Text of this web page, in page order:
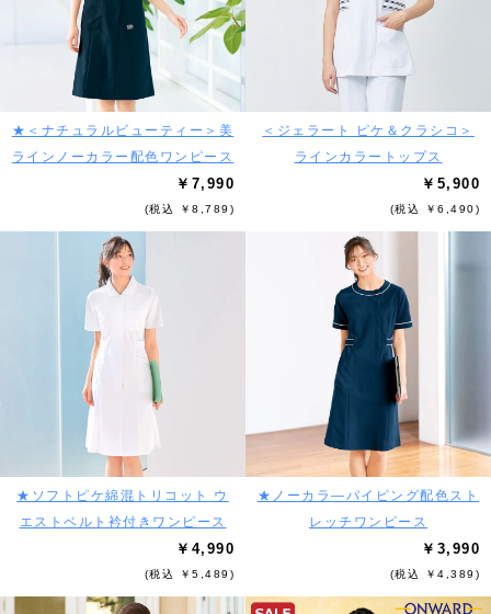
★＜ナチュラルビューティー＞美
ラインノーカラー配色ワンピース
￥7,990
(税込 ￥8,789)
＜ジェラート ピケ＆クラシコ＞
ラインカラートップス
￥5,900
(税込 ￥6,490)
★ソフトピケ綿混トリコット ウ
エストベルト衿付きワンピース
￥4,990
(税込 ￥5,489)
★ノーカラ―パイピング配色スト
レッチワンピース
￥3,990
(税込 ￥4,389)